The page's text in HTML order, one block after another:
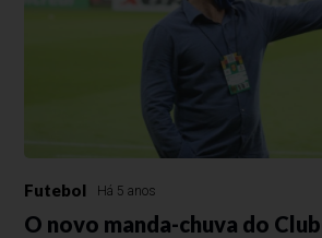
Futebol Há 5 anos
O novo manda-chuva do